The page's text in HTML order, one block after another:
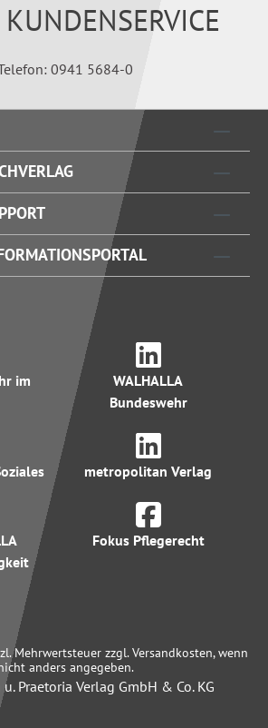
0941 5684-0
im
WALHALLA
Bundeswehr
metropolitan Verlag
Fokus Pflegerecht
Mehrwertsteuer zzgl. Versandkosten, wenn
anders angegeben.
Praetoria Verlag GmbH & Co. KG